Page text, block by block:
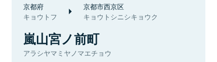
京都府
キョウトフ
京都市西京区
キョウトシニシキョウク
嵐山宮ノ前町
アラシヤマミヤノマエチョウ